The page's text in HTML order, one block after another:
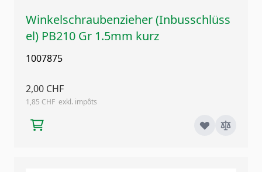
Winkelschraubenzieher (Inbusschlüss
el) PB210 Gr 1.5mm kurz
1007875
2,00 CHF
1,85 CHF